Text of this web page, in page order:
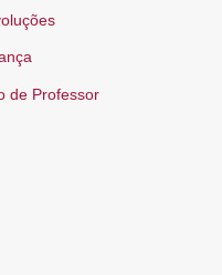
de Professor